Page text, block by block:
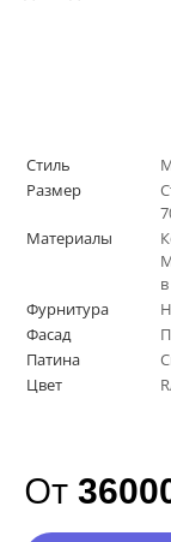
Стиль
Размер
Материалы
Фурнитура
Фасад
Патина
Цвет
От